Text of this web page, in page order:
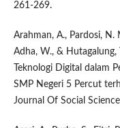
261-269.
Arahman, A., Pardosi, N.
Adha, W., & Hutagalung,
Teknologi Digital dalam
SMP Negeri 5 Percut
Journal Of Social